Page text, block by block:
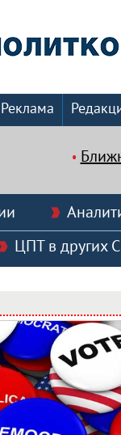
Реклама
ЦПТ в других